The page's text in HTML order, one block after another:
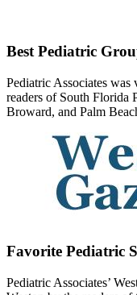
Best Pediatric
Pediatric Associates
readers of South Florida
Broward, and Palm
Favorite Pediatric
Pediatric Associates’